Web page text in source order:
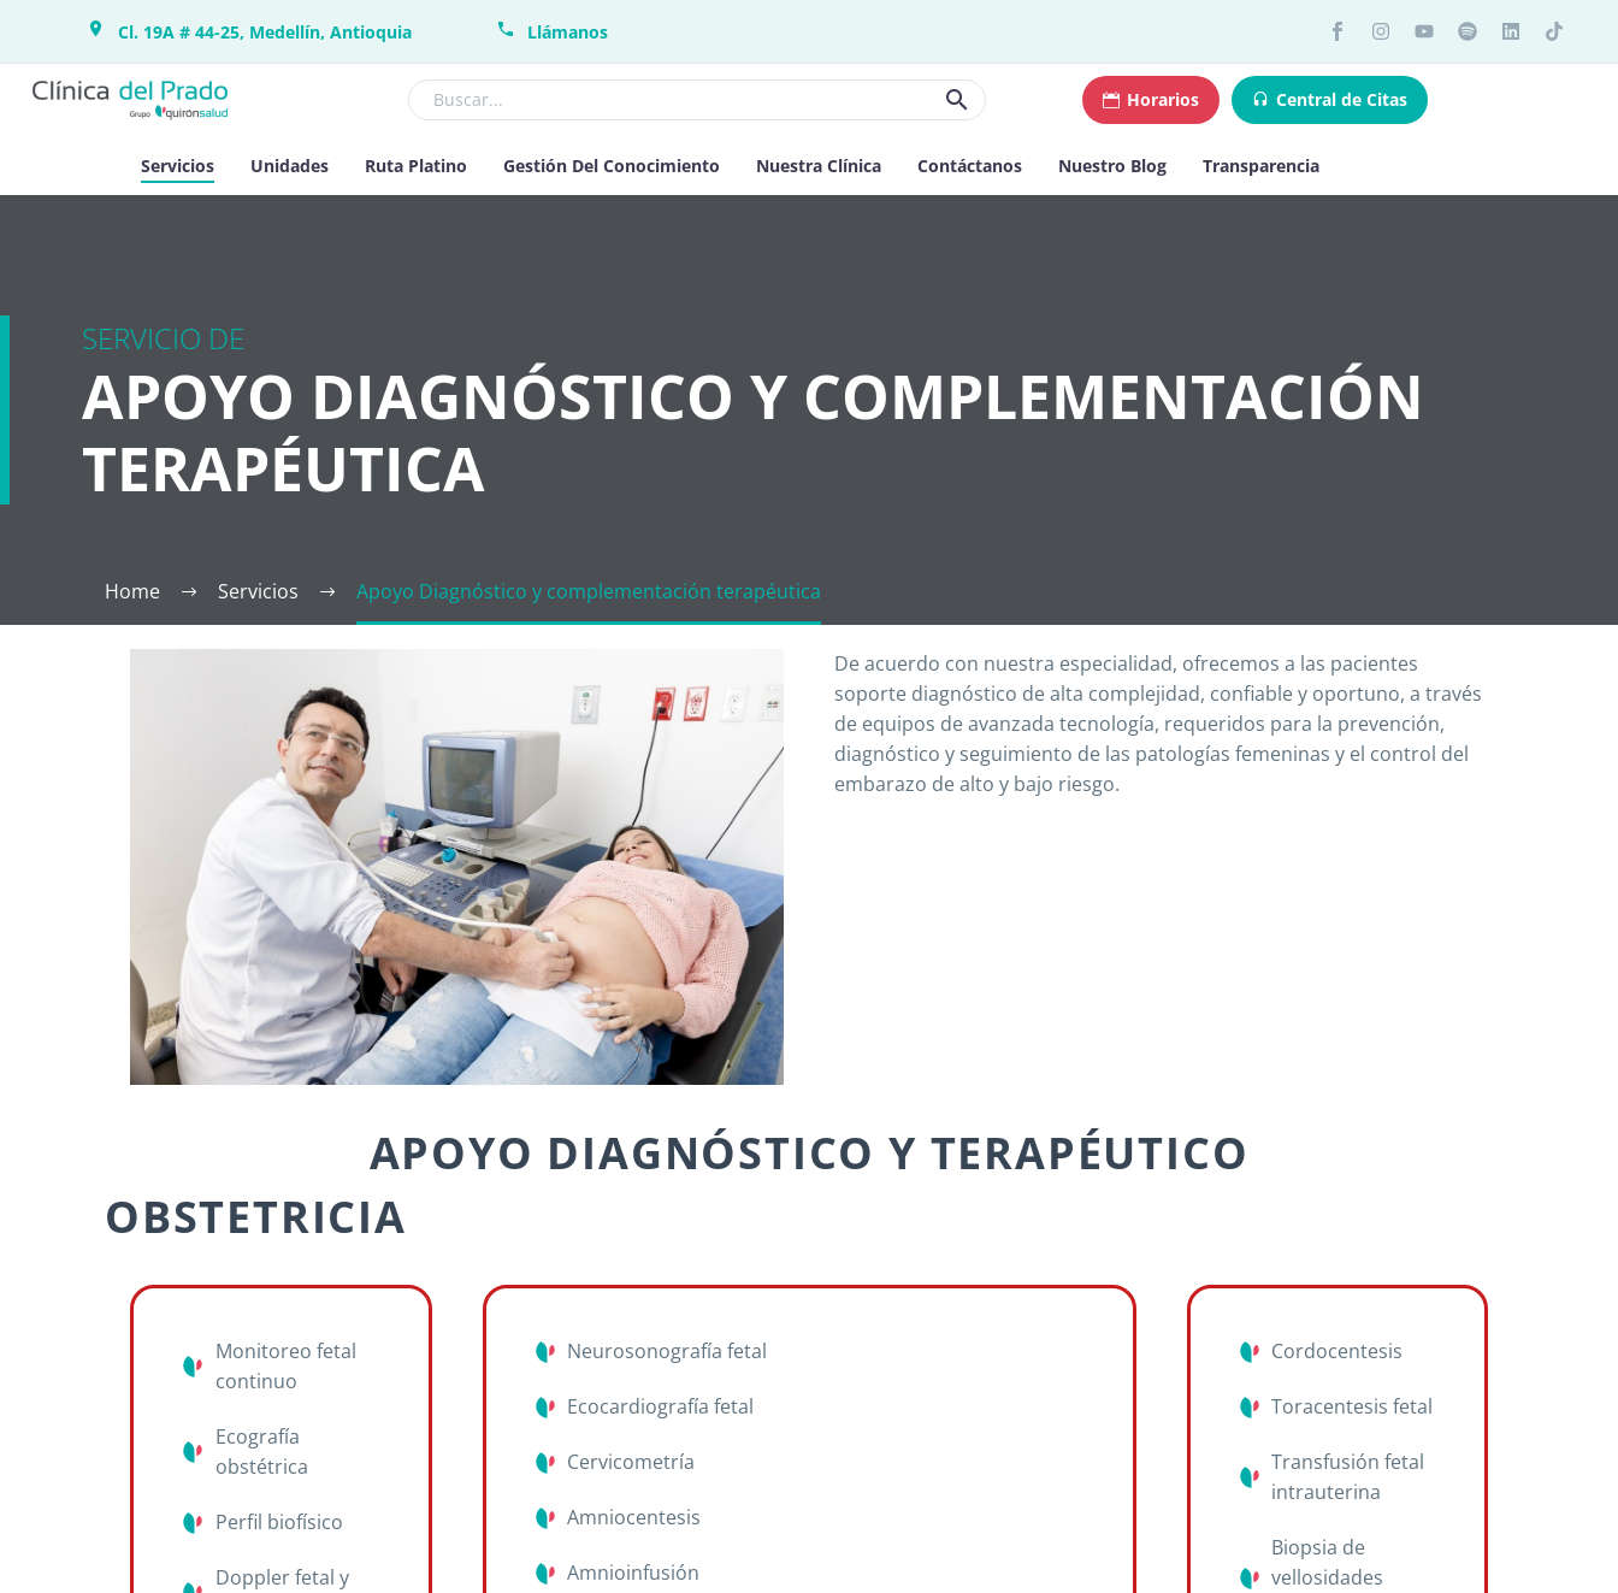
Cl. 19A # 44-25, Medellín, Antioquia Llámanos
Horarios Central de Citas
Servicios Unidades Ruta Platino Gestión Del Conocimiento Nuestra Clínica Contáctanos Nuestro Blog Transparencia
SERVICIO DE
APOYO DIAGNÓSTICO Y COMPLEMENTACIÓN
TERAPÉUTICA
Home Servicios Apoyo Diagnóstico y complementación terapéutica
De acuerdo con nuestra especialidad, ofrecemos a las pacientes
soporte diagnóstico de alta complejidad, confiable y oportuno, a través
de equipos de avanzada tecnología, requeridos para la prevención,
diagnóstico y seguimiento de las patologías femeninas y el control del
embarazo de alto y bajo riesgo.
APOYO DIAGNÓSTICO Y TERAPÉUTICO
OBSTETRICIA
Monitoreo fetal
continuo
Ecografía
obstétrica
Perfil biofísico
Doppler fetal y
Neurosonografía fetal
Ecocardiografía fetal
Cervicometría
Amniocentesis
Amnioinfusión
Cordocentesis
Toracentesis fetal
Transfusión fetal
intrauterina
Biopsia de
vellosidades